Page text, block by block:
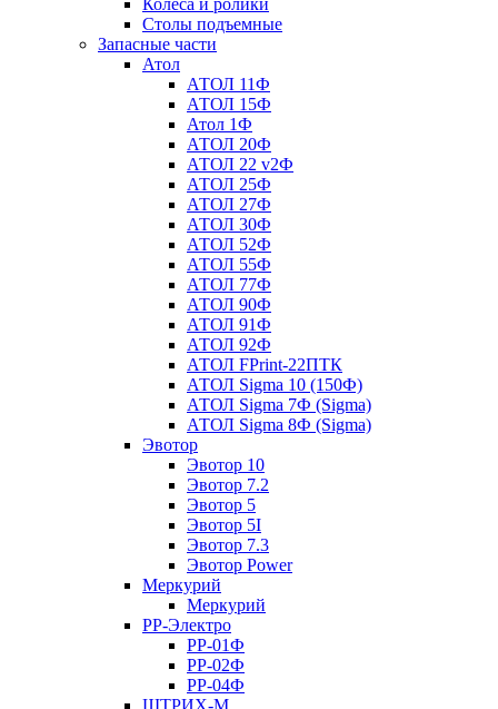
Колеса и ролики
Столы подъемные
Запасные части
Атол
АТОЛ 11Ф
АТОЛ 15Ф
Атол 1Ф
АТОЛ 20Ф
АТОЛ 22 v2Ф
АТОЛ 25Ф
АТОЛ 27Ф
АТОЛ 30Ф
АТОЛ 52Ф
АТОЛ 55Ф
АТОЛ 77Ф
АТОЛ 90Ф
АТОЛ 91Ф
АТОЛ 92Ф
АТОЛ FPrint-22ПТК
АТОЛ Sigma 10 (150Ф)
АТОЛ Sigma 7Ф (Sigma)
АТОЛ Sigma 8Ф (Sigma)
Эвотор
Эвотор 10
Эвотор 7.2
Эвотор 5
Эвотор 5I
Эвотор 7.3
Эвотор Power
Меркурий
Меркурий
РР-Электро
РР-01Ф
РР-02Ф
РР-04Ф
ШТРИХ-М